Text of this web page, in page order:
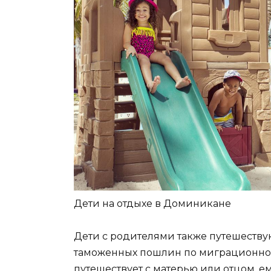
Дети на отдыхе в Доминикане
Дети с родителями также
таможенных пошлин по